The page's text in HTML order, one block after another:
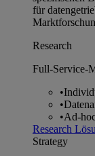
für
Research
Full-Service-
•
•
•Ad-
Research
Strategy